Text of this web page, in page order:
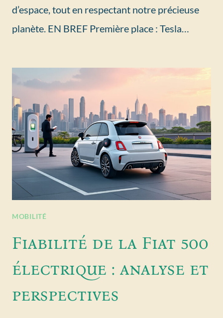
d’espace, tout en respectant notre précieuse
planète. EN BREF Première place : Tesla…
MOBILITÉ
Fiabilité de la Fiat 500
électrique : analyse et
perspectives